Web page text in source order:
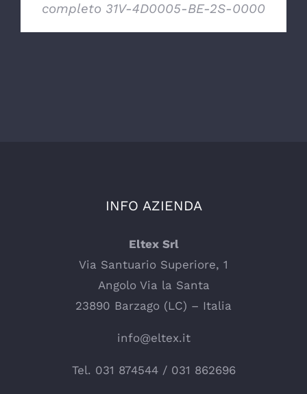
completo 31V-4D0005-BE-2S-0000
INFO AZIENDA
Eltex Srl
Via Santuario Superiore, 1
Angolo Via la Santa
23890 Barzago (LC) – Italia
info@eltex.it
Tel. 031 874544/ 031 862696